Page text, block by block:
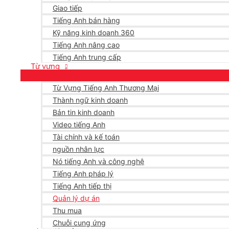
Giao tiếp
Tiếng Anh bán hàng
Kỹ năng kinh doanh 360
Tiếng Anh nâng cao
Tiếng Anh trung cấp
Từ vựng
Từ Vựng Tiếng Anh Thương Mại
Thành ngữ kinh doanh
Bản tin kinh doanh
Video tiếng Anh
Tài chính và kế toán
nguồn nhân lực
Nó tiếng Anh và công nghệ
Tiếng Anh pháp lý
Tiếng Anh tiếp thị
Quản lý dự án
Thu mua
Chuỗi cung ứng